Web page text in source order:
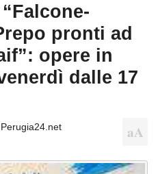
pronti ad
opere in
dalle 17